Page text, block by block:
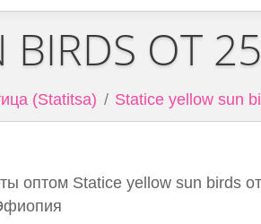
BIRDS ОТ
(Statitsa) Statice yellow sun
оптом Statice yellow sun birds